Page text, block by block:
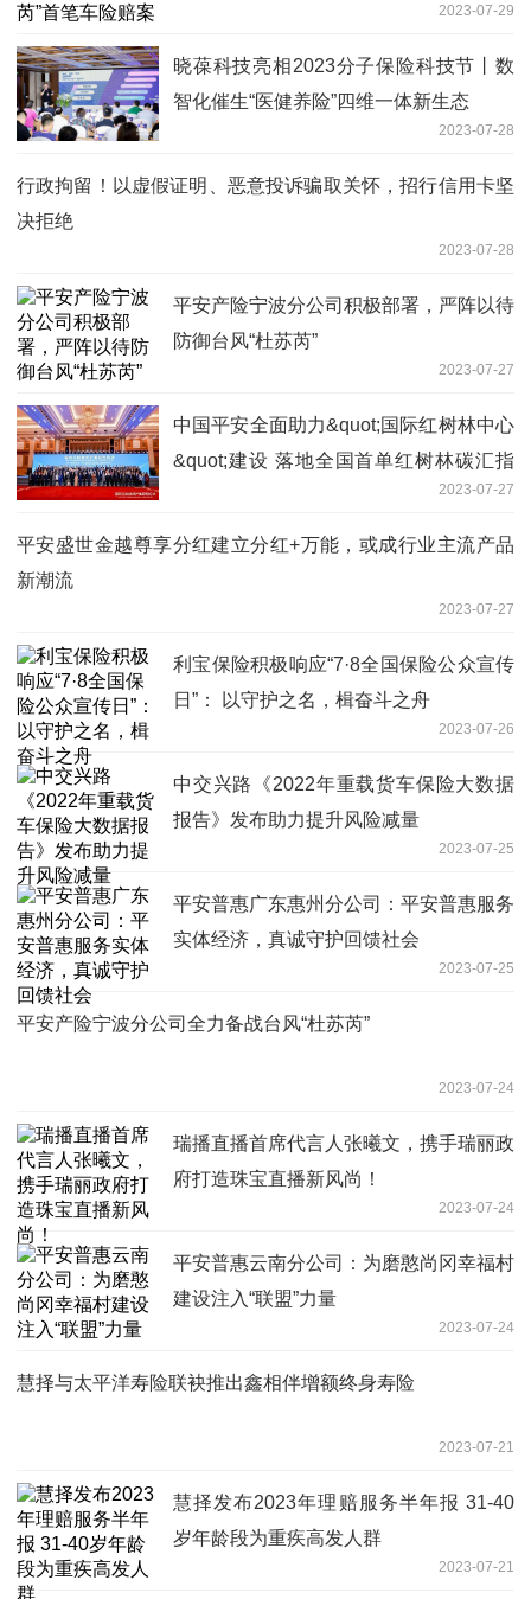
2023-07-29
晓葆科技亮相2023分子保险科技节丨数
智化催生“医健养险”四维一体新生态
2023-07-28
行政拘留！以虚假证明、恶意投诉骗取关怀，招行信用卡坚
决拒绝
2023-07-28
平安产险宁波分公司积极部署，严阵以待
防御台风“杜苏芮”
2023-07-27
中国平安全面助力&quot;国际红树林中心
&quot;建设 落地全国首单红树林碳汇指
2023-07-27
平安盛世金越尊享分红建立分红+万能，或成行业主流产品
新潮流
2023-07-27
利宝保险积极响应“7·8全国保险公众宣传
日”： 以守护之名，楫奋斗之舟
2023-07-26
中交兴路《2022年重载货车保险大数据
报告》发布助力提升风险减量
2023-07-25
平安普惠广东惠州分公司：平安普惠服务
实体经济，真诚守护回馈社会
2023-07-25
平安产险宁波分公司全力备战台风“杜苏芮”
2023-07-24
瑞播直播首席代言人张曦文，携手瑞丽政
府打造珠宝直播新风尚！
2023-07-24
平安普惠云南分公司：为磨憨尚冈幸福村
建设注入“联盟”力量
2023-07-24
慧择与太平洋寿险联袂推出鑫相伴增额终身寿险
2023-07-21
慧择发布2023年理赔服务半年报 31-40
岁年龄段为重疾高发人群
2023-07-21